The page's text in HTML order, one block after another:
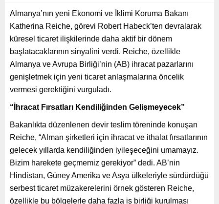
Almanya’nın yeni Ekonomi ve İklimi Koruma Bakanı
Katherina Reiche, görevi Robert Habeck’ten devralarak
küresel ticaret ilişkilerinde daha aktif bir dönem
başlatacaklarının sinyalini verdi. Reiche, özellikle
Almanya ve Avrupa Birliği’nin (AB) ihracat pazarlarını
genişletmek için yeni ticaret anlaşmalarına öncelik
vermesi gerektiğini vurguladı.
“İhracat Fırsatları Kendiliğinden Gelişmeyecek”
Bakanlıkta düzenlenen devir teslim töreninde konuşan
Reiche, “Alman şirketleri için ihracat ve ithalat fırsatlarının
gelecek yıllarda kendiliğinden iyileşeceğini umamayız.
Bizim harekete geçmemiz gerekiyor” dedi. AB’nin
Hindistan, Güney Amerika ve Asya ülkeleriyle sürdürdüğü
serbest ticaret müzakerelerini örnek gösteren Reiche,
özellikle bu bölgelerle daha fazla iş birliği kurulması